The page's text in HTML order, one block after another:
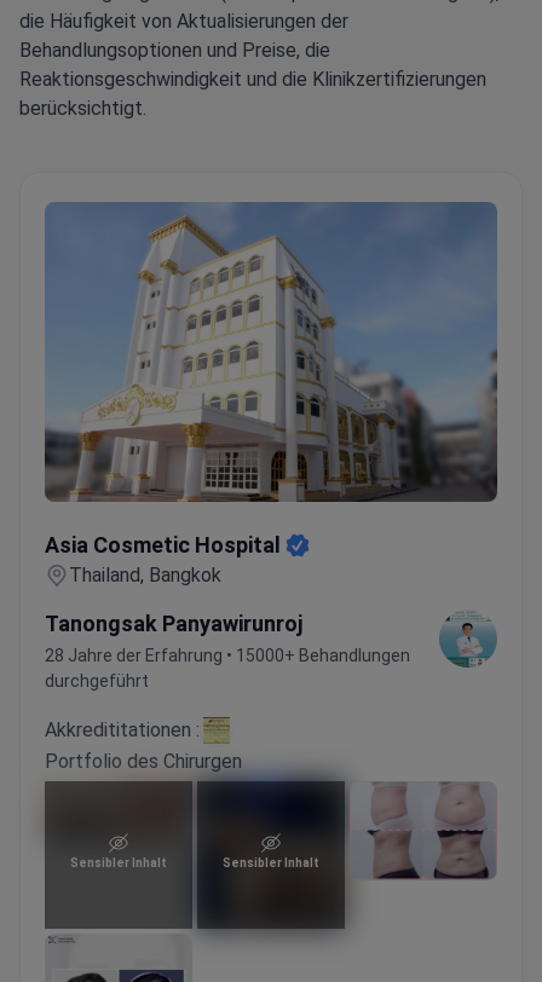
die Häufigkeit von Aktualisierungen der
Behandlungsoptionen und Preise, die
Reaktionsgeschwindigkeit und die Klinikzertifizierungen
berücksichtigt.
Asia Cosmetic Hospital
Thailand, Bangkok
Tanongsak Panyawirunroj
28 Jahre der Erfahrung • 15000+ Behandlungen
durchgeführt
Akkredititationen :
Portfolio des Chirurgen
Sensibler Inhalt Sensibler Inhalt